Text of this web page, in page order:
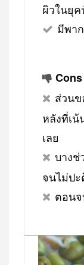
ผิวในยุ
มีพา
Cons
ส่วนข
หลังที่เ
เลย
บางช่
จนไม่ป
ตอน